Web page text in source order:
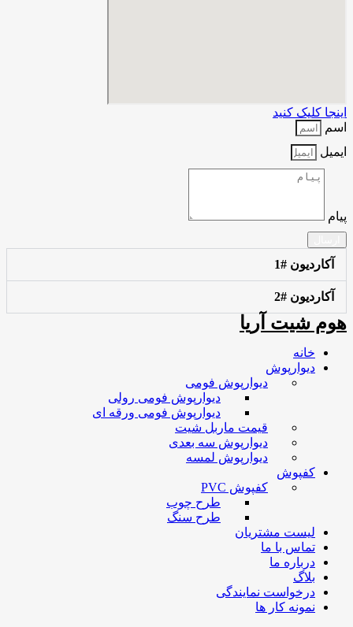
اینجا کلیک کنید
اسم
ایمیل
پیام
آکاردیون #1
آکاردیون #2
هوم شیت آریا
خانه
دیوارپوش
دیوارپوش فومی
دیوارپوش فومی رولی
دیوارپوش فومی ورقه ای
قیمت ماربل شیت
دیوارپوش سه بعدی
دیوارپوش لمسه
کفپوش
کفپوش PVC
طرح چوب
طرح سنگ
لیست مشتریان
تماس با ما
درباره ما
بلاگ
درخواست نمایندگی
نمونه کار ها